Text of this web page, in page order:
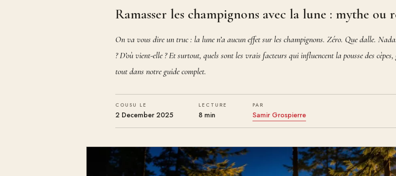
Ramasser les champignons avec la lune : mythe ou
On va vous dire un truc : la lune n’a aucun effet sur les champignons. Zéro. Que dalle.
? D’où vient-elle ? Et surtout, quels sont les vrais facteurs qui influencent la pousse des
tout dans notre guide complet.
COUSU LE
2 December 2025
LECTURE
8 min
PAR
Samir Grospierre